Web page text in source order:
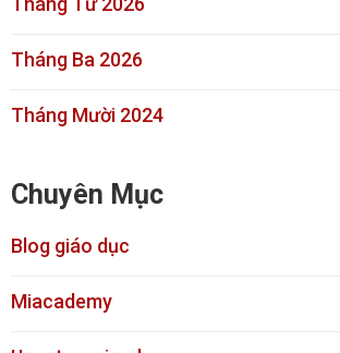
Tháng Ba 2026
Tháng Mười 2024
Chuyên Mục
Blog giáo dục
Miacademy